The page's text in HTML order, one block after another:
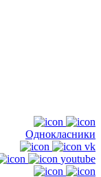
Однокласники
vk
youtube